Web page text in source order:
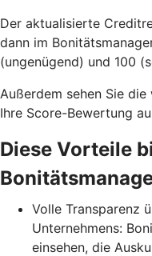
Der aktualisierte
dann im
(ungenügend) und 100
Außerdem sehen Sie
Ihre Score-Bewertung
Diese Vorteile
Volle Transparenz
Unternehmens:
einsehen, die